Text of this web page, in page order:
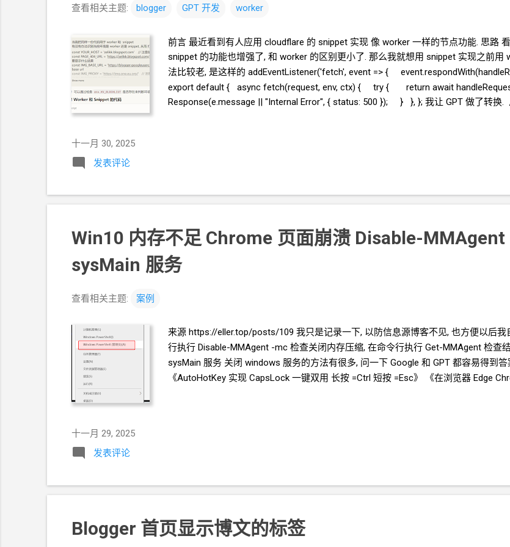
查看相关主题: blogger GPT 开发 worker
前言 最近看到有人应用 cloudflare 的 snippet 实现 像 worker 一样的节点功能. 思路
snippet 的功能也增强了, 和 worker 的区别更小了. 那么我就想用 snippet 实现之前用
法比较老, 是这样的 addEventListener('fetch', event => {
export default { async fetch(request, env, ctx) { try { return await
Response(e.message || "Internal Error", { status: 500 }); } }, }; 我让 GPT 做了转换.
十一月 30, 2025
发表评论
Win10 内存不足 Chrome 页面崩溃 Disable-MMAgent
sysMain 服务
查看相关主题: 案例
来源 https://eller.top/posts/109 我只是记录一下, 以防信息源博客不见, 也方便以后
行执行 Disable-MMAgent -mc 检查关闭内存压缩, 在命令行执行 Get-MMAgent
sysMain 服务 关闭 windows 服务的方法有很多, 问一下 Google 和 GPT 都容易得到答
《AutoHotKey 实现 CapsLock 一键双用 长按 =Ctrl 短按 =Esc》 《在浏览器 Edge
十一月 29, 2025
发表评论
Blogger 首页显示博文的标签